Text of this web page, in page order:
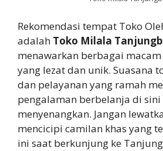
Rekomendasi tempat Toko
adalah Toko Milala
menawarkan berbagai
yang lezat dan unik. Suasana
dan pelayanan yang ramah
pengalaman berbelanja di
menyenangkan. Jangan
mencicipi camilan khas yang
ini saat berkunjung ke